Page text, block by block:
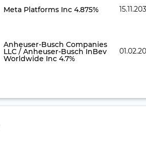
Meta Platforms Inc 4.875%
Anheuser-Busch Companies
LLC / Anheuser-Busch InBev
Worldwide Inc 4.7%